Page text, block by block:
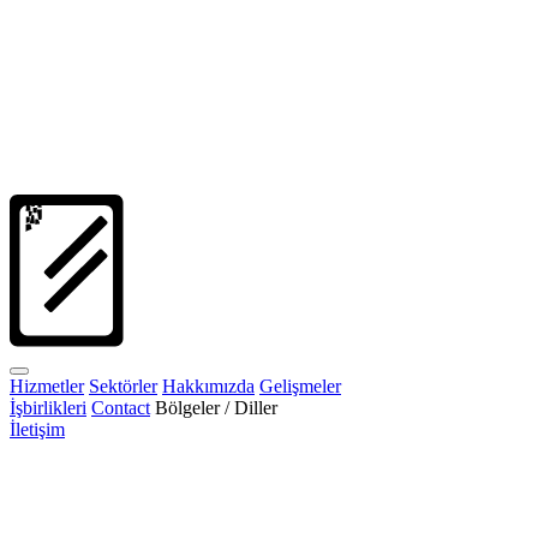
Hizmetler Sektörler Hakkımızda Gelişmeler
İşbirlikleri Contact Bölgeler / Diller
İletişim